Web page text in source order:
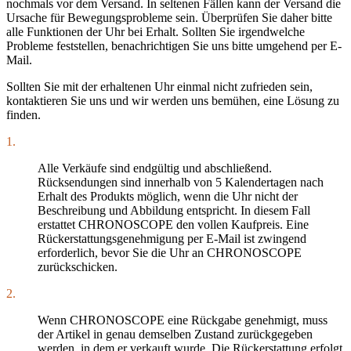
nochmals vor dem Versand. In seltenen Fällen kann der Versand die
Ursache für Bewegungsprobleme sein. Überprüfen Sie daher bitte
alle Funktionen der Uhr bei Erhalt. Sollten Sie irgendwelche
Probleme feststellen, benachrichtigen Sie uns bitte umgehend per E-
Mail.
Sollten Sie mit der erhaltenen Uhr einmal nicht zufrieden sein,
kontaktieren Sie uns und wir werden uns bemühen, eine Lösung zu
finden.
1.
Alle Verkäufe sind endgültig und abschließend.
Rücksendungen sind innerhalb von 5 Kalendertagen nach
Erhalt des Produkts möglich, wenn die Uhr nicht der
Beschreibung und Abbildung entspricht. In diesem Fall
erstattet CHRONOSCOPE den vollen Kaufpreis. Eine
Rückerstattungsgenehmigung per E-Mail ist zwingend
erforderlich, bevor Sie die Uhr an CHRONOSCOPE
zurückschicken.
2.
Wenn CHRONOSCOPE eine Rückgabe genehmigt, muss
der Artikel in genau demselben Zustand zurückgegeben